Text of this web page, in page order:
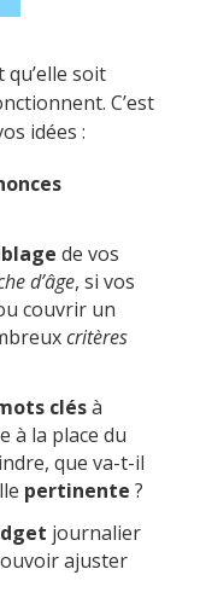
soit
C’est
idées :
de vos
d’âge, si vos
couvrir un
critères
clésà
à la place du
que va-t-il
pertinente ?
journalier
ajuster